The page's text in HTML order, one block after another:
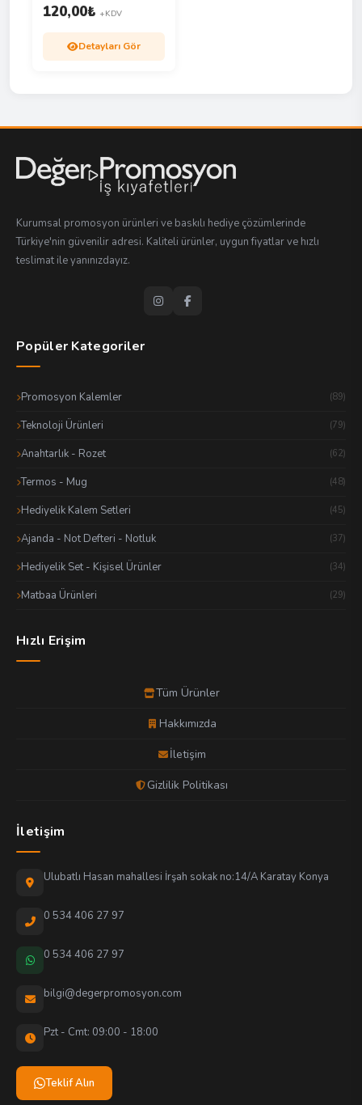
120,00₺ +KDV
Detayları Gör
Kurumsal promosyon ürünleri ve baskılı hediye çözümlerinde
Türkiye'nin güvenilir adresi. Kaliteli ürünler, uygun fiyatlar ve hızlı
teslimat ile yanınızdayız.
Popüler Kategoriler
Promosyon Kalemler (89)
Teknoloji Ürünleri (79)
Anahtarlık - Rozet (62)
Termos - Mug (48)
Hediyelik Kalem Setleri (45)
Ajanda - Not Defteri - Notluk (37)
Hediyelik Set - Kişisel Ürünler (34)
Matbaa Ürünleri (29)
Hızlı Erişim
Tüm Ürünler
Hakkımızda
İletişim
Gizlilik Politikası
İletişim
Ulubatlı Hasan mahallesi İrşah sokak no:14/A Karatay Konya
0 534 406 27 97
0 534 406 27 97
bilgi@degerpromosyon.com
Pzt - Cmt: 09:00 - 18:00
Teklif Alın